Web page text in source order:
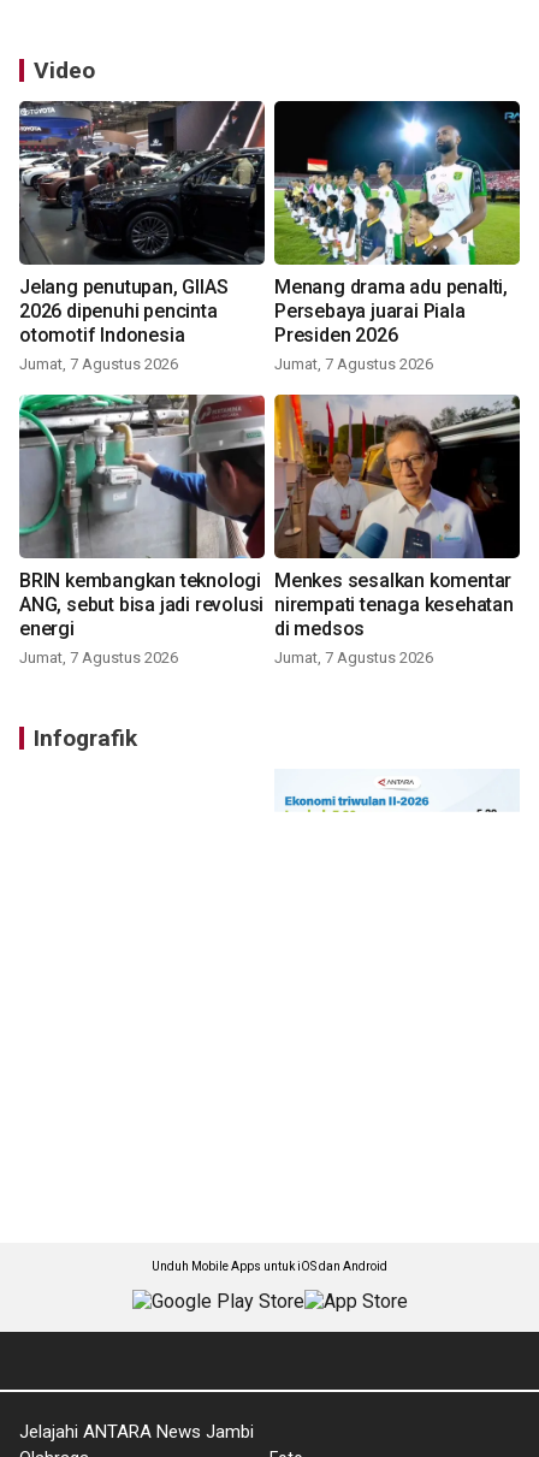
Video
Jelang penutupan, GIIAS
2026 dipenuhi pencinta
otomotif Indonesia
Jumat, 7 Agustus 2026
Menang drama adu penalti,
Persebaya juarai Piala
Presiden 2026
Jumat, 7 Agustus 2026
BRIN kembangkan teknologi
ANG, sebut bisa jadi revolusi
energi
Jumat, 7 Agustus 2026
Menkes sesalkan komentar
nirempati tenaga kesehatan
di medsos
Jumat, 7 Agustus 2026
Infografik
Unduh Mobile Apps untuk iOS dan Android
Jelajahi ANTARA News Jambi